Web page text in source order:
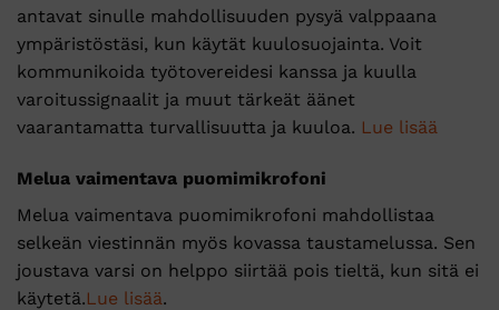
antavat sinulle mahdollisuuden pysyä valppaana
ympäristöstäsi, kun käytät kuulosuojainta. Voit
kommunikoida työtovereidesi kanssa ja kuulla
varoitussignaalit ja muut tärkeät äänet
vaarantamatta turvallisuutta ja kuuloa. Lue lisää
Melua vaimentava puomimikrofoni
Melua vaimentava puomimikrofoni mahdollistaa
selkeän viestinnän myös kovassa taustamelussa. Sen
joustava varsi on helppo siirtää pois tieltä, kun sitä ei
käytetä.Lue lisää.